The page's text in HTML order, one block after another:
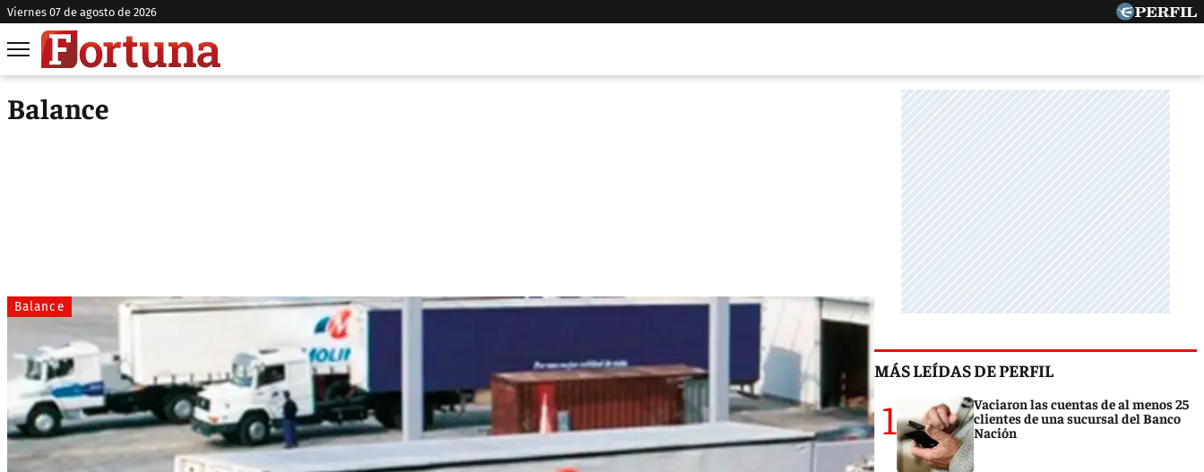
viernes 07 de agosto de 2026
Balance
Balance
MÁS LEÍDAS DE PERFIL
1
Vaciaron las cuentas de al menos 25
clientes de una sucursal del Banco
Nación